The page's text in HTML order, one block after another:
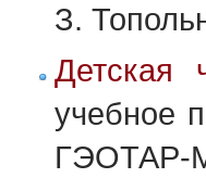
З.
Детская
учебное
ГЭОТАР-